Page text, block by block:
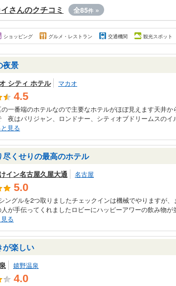
さんのクチコミ 全85件 »
ショッピング グルメ・レストラン 交通機関 観光スポット
夜景
シティ ホテル マカオ
4.5
一番端のホテルなので主要なホテルがほぼ見えます天井か
夜はパリジャン、ロンドナー、シティオブドリームスのイ
見る
尽くせりの最高のホテル
イン名古屋久屋大通 名古屋
5.0
ングルを2つ取りましたチェックインは機械でやりますが、
が手伝ってくれましたロビーにハッピーアワーの飲み物が
る
が楽しい
嬉野温泉
4.0